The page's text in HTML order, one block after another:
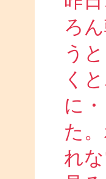
ろ
う
く
に
た
れ